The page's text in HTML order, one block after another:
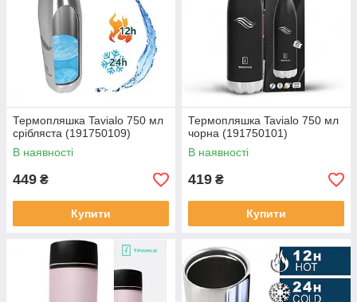
Термопляшка Tavialo 750 мл
срібляста (191750109)
В наявності
449 ₴
Купити
Термопляшка Tavialo 750 мл
чорна (191750101)
В наявності
419 ₴
Купити